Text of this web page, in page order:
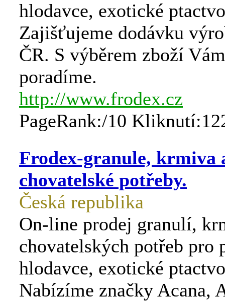
hlodavce, exotické
Zajišťujeme dodávku
ČR. S výběrem zboží
poradíme.
http://www.frodex.cz
PageRank:/10
Frodex-granule, krmiva
chovatelské potřeby.
Česká republika
On-line prodej granulí,
chovatelských potřeb pro
hlodavce, exotické
Nabízíme značky Acana,